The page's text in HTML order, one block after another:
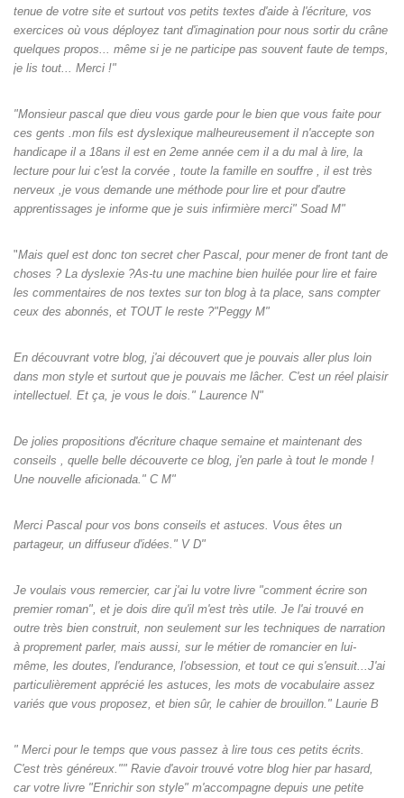
tenue de votre site et surtout vos petits textes d'aide à l'écriture, vos
exercices où vous déployez tant d'imagination pour nous sortir du crâne
quelques propos... même si je ne participe pas souvent faute de temps,
je lis tout... Merci !"
"Monsieur pascal que dieu vous garde pour le bien que vous faite pour
ces gents .mon fils est dyslexique malheureusement il n'accepte son
handicape il a 18ans il est en 2eme année cem il a du mal à lire, la
lecture pour lui c'est la corvée , toute la famille en souffre , il est très
nerveux ,je vous demande une méthode pour lire et pour d'autre
apprentissages je informe que je suis infirmière merci" Soad M"
"Mais quel est donc ton secret cher Pascal, pour mener de front tant de
choses ? La dyslexie ?As-tu une machine bien huilée pour lire et faire
les commentaires de nos textes sur ton blog à ta place, sans compter
ceux des abonnés, et TOUT le reste ?"Peggy M"
En découvrant votre blog, j'ai découvert que je pouvais aller plus loin
dans mon style et surtout que je pouvais me lâcher. C'est un réel plaisir
intellectuel. Et ça, je vous le dois." Laurence N"
De jolies propositions d'écriture chaque semaine et maintenant des
conseils , quelle belle découverte ce blog, j'en parle à tout le monde !
Une nouvelle aficionada." C M"
Merci Pascal pour vos bons conseils et astuces. Vous êtes un
partageur, un diffuseur d'idées." V D"
Je voulais vous remercier, car j'ai lu votre livre "comment écrire son
premier roman", et je dois dire qu'il m'est très utile. Je l'ai trouvé en
outre très bien construit, non seulement sur les techniques de narration
à proprement parler, mais aussi, sur le métier de romancier en lui-
même, les doutes, l'endurance, l'obsession, et tout ce qui s'ensuit...J'ai
particulièrement apprécié les astuces, les mots de vocabulaire assez
variés que vous proposez, et bien sûr, le cahier de brouillon." Laurie B
" Merci pour le temps que vous passez à lire tous ces petits écrits.
C'est très généreux."" Ravie d'avoir trouvé votre blog hier par hasard,
car votre livre "Enrichir son style" m'accompagne depuis une petite